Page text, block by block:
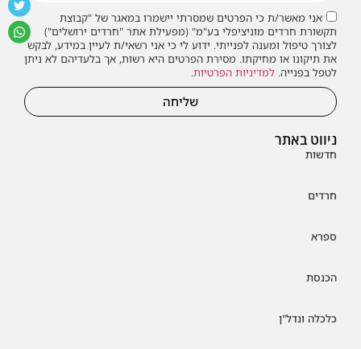
ניווט באתר
חדשות
חרדים
ספרא
הכנסת
כלכלה ונדל"ן
אני מאשר/ת כי הפרטים שמסרתי יישמרו במאגר של "קבוצת
תקשורת חרדים מוניציפלי בע"מ" (מפעילת אתר "חרדים ירושלים")
לצורך טיפול ומענה לפנייתי. ידוע לי כי אני רשאי/ת לעיין במידע, לבקש
את תיקונו או מחיקתו. מסירת הפרטים היא רשות, אך בלעדיהם לא ניתן
לטפל בפנייה. למדיניות הפרטיות.
שליחה